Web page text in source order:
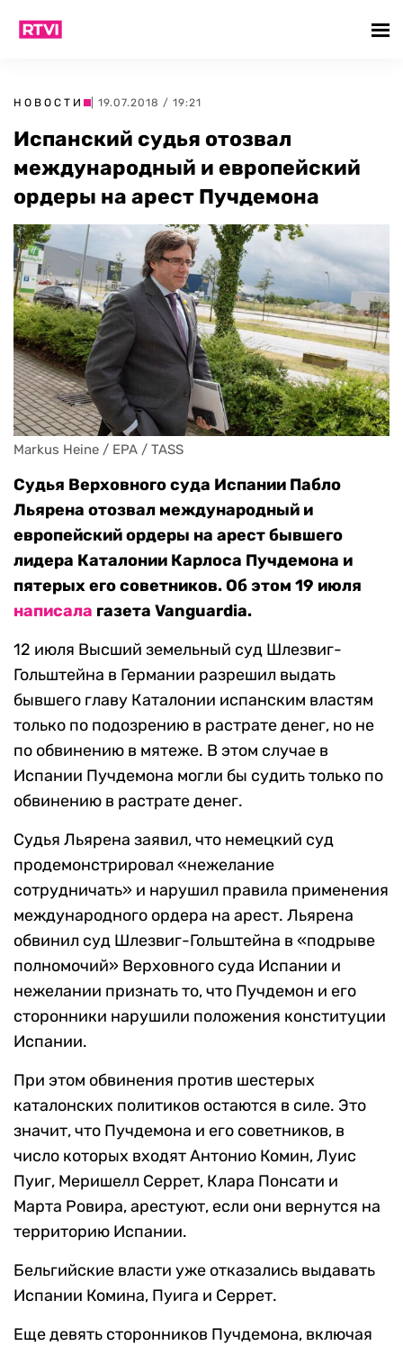
НОВОСТИ | 19.07.2018 / 19:21
Испанский судья отозвал
международный и европейский
ордеры на арест Пучдемона
Markus Heine / EPA / TASS
Судья Верховного суда Испании Пабло
Льярена отозвал международный и
европейский ордеры на арест бывшего
лидера Каталонии Карлоса Пучдемона и
пятерых его советников. Об этом 19 июля
написала газета Vanguardia.
12 июля Высший земельный суд Шлезвиг-
Гольштейна в Германии разрешил выдать
бывшего главу Каталонии испанским властям
только по подозрению в растрате денег, но не
по обвинению в мятеже. В этом случае в
Испании Пучдемона могли бы судить только по
обвинению в растрате денег.
Судья Льярена заявил, что немецкий суд
продемонстрировал «нежелание
сотрудничать» и нарушил правила применения
международного ордера на арест. Льярена
обвинил суд Шлезвиг-Гольштейна в «подрыве
полномочий» Верховного суда Испании и
нежелании признать то, что Пучдемон и его
сторонники нарушили положения конституции
Испании.
При этом обвинения против шестерых
каталонских политиков остаются в силе. Это
значит, что Пучдемона и его советников, в
число которых входят Антонио Комин, Луис
Пуиг, Меришелл Серрет, Клара Понсати и
Марта Ровира, арестуют, если они вернутся на
территорию Испании.
Бельгийские власти уже отказались выдавать
Испании Комина, Пуига и Серрет.
Еще девять сторонников Пучдемона, включая